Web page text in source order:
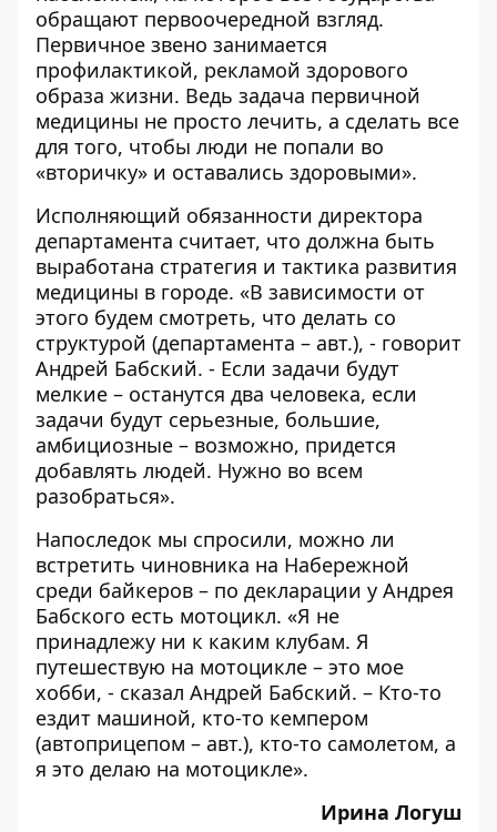
обращают первоочередной взгляд.
Первичное звено занимается
профилактикой, рекламой здорового
образа жизни. Ведь задача первичной
медицины не просто лечить, а сделать все
для того, чтобы люди не попали во
«вторичку» и оставались здоровыми».
Исполняющий обязанности директора
департамента считает, что должна быть
выработана стратегия и тактика развития
медицины в городе. «В зависимости от
этого будем смотреть, что делать со
структурой (департамента – авт.), - говорит
Андрей Бабский. - Если задачи будут
мелкие – останутся два человека, если
задачи будут серьезные, большие,
амбициозные – возможно, придется
добавлять людей. Нужно во всем
разобраться».
Напоследок мы спросили, можно ли
встретить чиновника на Набережной
среди байкеров – по декларации у Андрея
Бабского есть мотоцикл. «Я не
принадлежу ни к каким клубам. Я
путешествую на мотоцикле – это мое
хобби, - сказал Андрей Бабский. – Кто-то
ездит машиной, кто-то кемпером
(автоприцепом – авт.), кто-то самолетом, а
я это делаю на мотоцикле».
Ирина Логуш